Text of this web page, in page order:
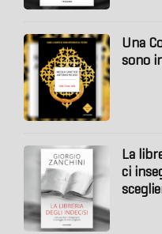
Una
sono
La
ci